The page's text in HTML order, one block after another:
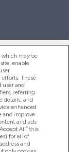
which may be
enable
These
user and
referring
details, and
enhanced
and improve
and ads
All” this
for all of
and